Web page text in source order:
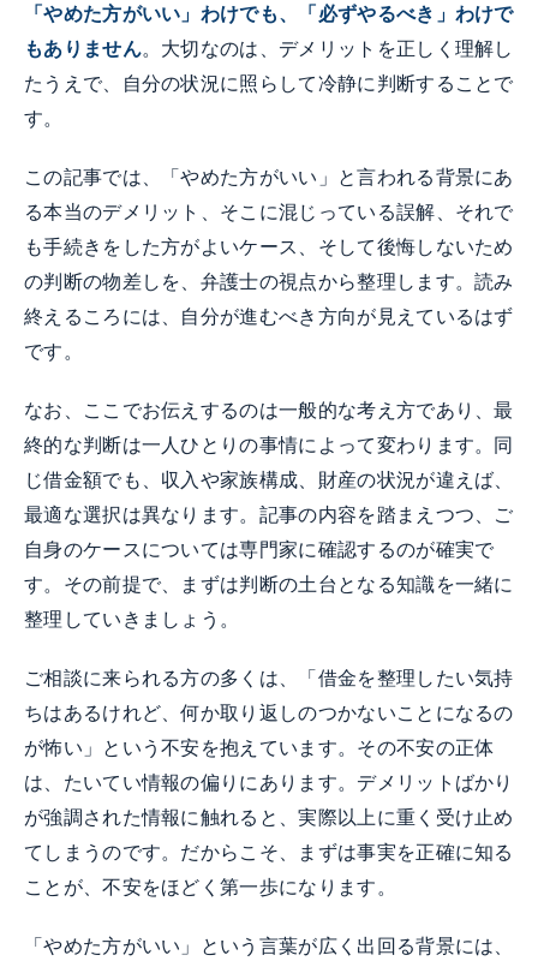
「やめた方がいい」わけでも、「必ずやるべき」わけで
もありません。大切なのは、デメリットを正しく理解し
たうえで、自分の状況に照らして冷静に判断することで
す。
この記事では、「やめた方がいい」と言われる背景にあ
る本当のデメリット、そこに混じっている誤解、それで
も手続きをした方がよいケース、そして後悔しないため
の判断の物差しを、弁護士の視点から整理します。読み
終えるころには、自分が進むべき方向が見えているはず
です。
なお、ここでお伝えするのは一般的な考え方であり、最
終的な判断は一人ひとりの事情によって変わります。同
じ借金額でも、収入や家族構成、財産の状況が違えば、
最適な選択は異なります。記事の内容を踏まえつつ、ご
自身のケースについては専門家に確認するのが確実で
す。その前提で、まずは判断の土台となる知識を一緒に
整理していきましょう。
ご相談に来られる方の多くは、「借金を整理したい気持
ちはあるけれど、何か取り返しのつかないことになるの
が怖い」という不安を抱えています。その不安の正体
は、たいてい情報の偏りにあります。デメリットばかり
が強調された情報に触れると、実際以上に重く受け止め
てしまうのです。だからこそ、まずは事実を正確に知る
ことが、不安をほどく第一歩になります。
「やめた方がいい」という言葉が広く出回る背景には、